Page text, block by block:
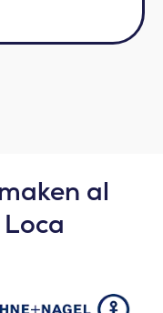
al